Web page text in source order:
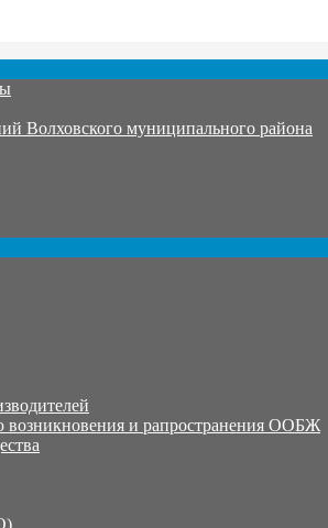
Волховского муниципального района
и рапространения ООБЖ